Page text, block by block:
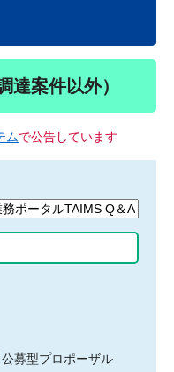
達案件以外）
ムで公告しています
公募型プロポーザル